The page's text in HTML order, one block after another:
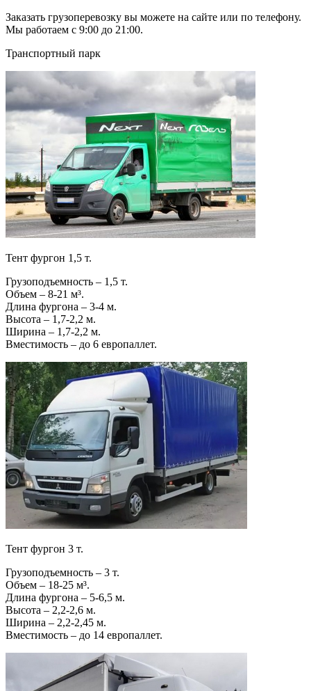
Заказать грузоперевозку вы можете на сайте или по телефону.
Мы работаем с 9:00 до 21:00.
Транспортный парк
Тент фургон 1,5 т.
Грузоподъемность – 1,5 т.
Объем – 8-21 м³.
Длина фургона – 3-4 м.
Высота – 1,7-2,2 м.
Ширина – 1,7-2,2 м.
Вместимость – до 6 европаллет.
Тент фургон 3 т.
Грузоподъемность – 3 т.
Объем – 18-25 м³.
Длина фургона – 5-6,5 м.
Высота – 2,2-2,6 м.
Ширина – 2,2-2,45 м.
Вместимость – до 14 европаллет.